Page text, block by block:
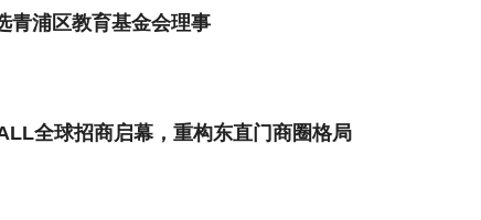
青浦区教育基金会理事
全球招商启幕，重构东直门商圈格局